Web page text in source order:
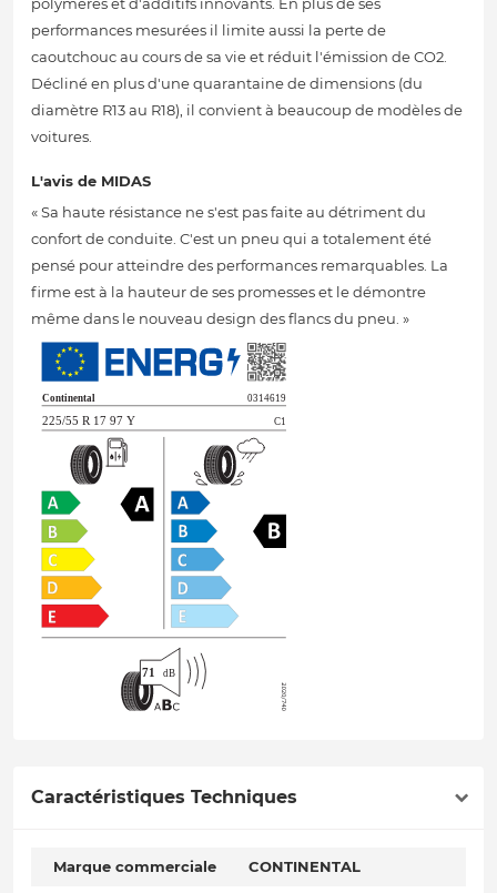
polymères et d'additifs innovants. En plus de ses
performances mesurées il limite aussi la perte de
caoutchouc au cours de sa vie et réduit l'émission de CO2.
Décliné en plus d'une quarantaine de dimensions (du
diamètre R13 au R18), il convient à beaucoup de modèles de
voitures.
L'avis de MIDAS
« Sa haute résistance ne s'est pas faite au détriment du
confort de conduite. C'est un pneu qui a totalement été
pensé pour atteindre des performances remarquables. La
firme est à la hauteur de ses promesses et le démontre
même dans le nouveau design des flancs du pneu. »
Caractéristiques Techniques
Marque commerciale CONTINENTAL